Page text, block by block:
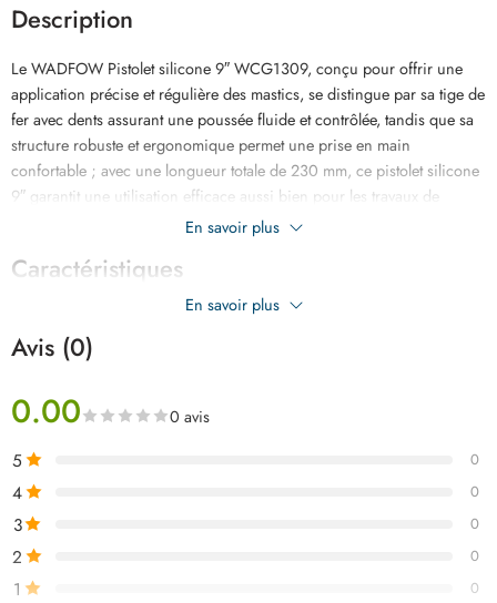
Description
Le WADFOW Pistolet silicone 9″ WCG1309, conçu pour offrir une
application précise et régulière des mastics, se distingue par sa tige de
fer avec dents assurant une poussée fluide et contrôlée, tandis que sa
structure robuste et ergonomique permet une prise en main
confortable ; avec une longueur totale de 230 mm, ce pistolet silicone
9″ garantit une utilisation efficace aussi bien pour les travaux de
bricolage minutieux que pour les opérations plus intensives
En savoir plus
Caractéristiques
En savoir plus
Avis (0)
0.00 0 avis
5 0
4 0
3 0
2 0
1 0